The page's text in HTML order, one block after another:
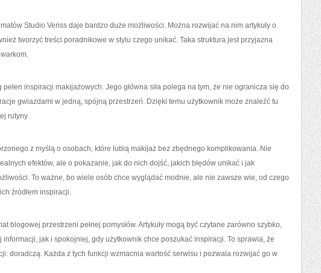
Studio Veriss daje bardzo duże możliwości. Można rozwijać na nim artykuły o
tworzyć treści poradnikowe w stylu czego unikać. Taka struktura jest przyjazna
inspiracji makijażowych. Jego główna siła polega na tym, że nie ogranicza się do
gwiazdami w jedną, spójną przestrzeń. Dzięki temu użytkownik może znaleźć tu
rutyny.
z myślą o osobach, które lubią makijaż bez zbędnego komplikowania. Nie
efektów, ale o pokazanie, jak do nich dojść, jakich błędów unikać i jak
To ważne, bo wiele osób chce wyglądać modnie, ale nie zawsze wie, od czego
źródłem inspiracji.
blogowej przestrzeni pełnej pomysłów. Artykuły mogą być czytane zarówno szybko,
jak i spokojniej, gdy użytkownik chce poszukać inspiracji. To sprawia, że
doradczą. Każda z tych funkcji wzmacnia wartość serwisu i pozwala rozwijać go w